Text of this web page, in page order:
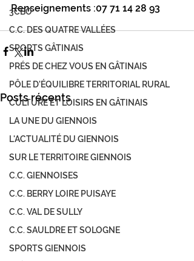
3CBO
C.C. DES QUATRE VALLÉES
SPORTS GÂTINAIS
PRÉS DE CHEZ VOUS EN GÂTINAIS
PÔLE D'ÉQUILIBRE TERRITORIAL RURAL
CULTURE ET LOISIRS EN GÂTINAIS
LA UNE DU GIENNOIS
L'ACTUALITÉ DU GIENNOIS
SUR LE TERRITOIRE GIENNOIS
C.C. GIENNOISES
C.C. BERRY LOIRE PUISAYE
C.C. VAL DE SULLY
C.C. SAULDRE ET SOLOGNE
SPORTS GIENNOIS
Renseignements :07 71 14 28 93
Posts récents